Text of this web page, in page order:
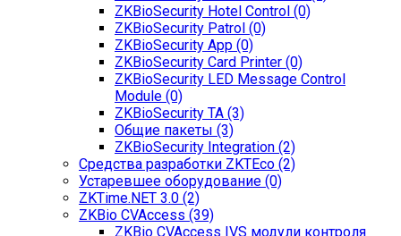
ZKBioSecurity Hotel Control (0)
ZKBioSecurity Patrol (0)
ZKBioSecurity App (0)
ZKBioSecurity Card Printer (0)
ZKBioSecurity LED Message Control
Module (0)
ZKBioSecurity TA (3)
Общие пакеты (3)
ZKBioSecurity Integration (2)
Средства разработки ZKTEco (2)
Устаревшее оборудование (0)
ZKTime.NET 3.0 (2)
ZKBio CVAccess (39)
ZKBio CVAccess IVS модули контроля